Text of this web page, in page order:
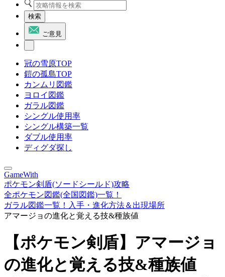
検索
ご意見
冠の雪原TOP
鎧の孤島TOP
カンムリ図鑑
ヨロイ図鑑
ガラル図鑑
シングル使用率
シングル構築一覧
ダブル使用率
ディグダ探し
GameWith
ポケモン剣盾(ソードシールド)攻略
全ポケモン図鑑(全国図鑑)一覧！
ガラル図鑑一覧！入手・進化方法＆出現場所
アマージョの進化と覚える技&種族値
【ポケモン剣盾】アマージョ
の進化と覚える技&種族値